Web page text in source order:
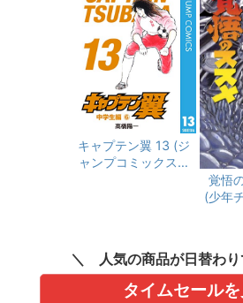
キャプテン翼 13 (ジ
ャンプコミックスDI
覚悟
(少年
人気の商品が日替わり
タイムセール